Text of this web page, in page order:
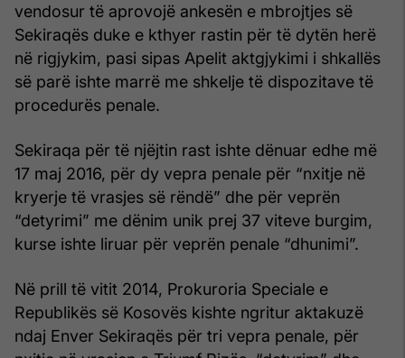
vendosur të aprovojë ankesën e mbrojtjes së
Sekiraqës duke e kthyer rastin për të dytën herë
në rigjykim, pasi sipas Apelit aktgjykimi i shkallës
së parë ishte marrë me shkelje të dispozitave të
procedurës penale.
Sekiraqa për të njëjtin rast ishte dënuar edhe më
17 maj 2016, për dy vepra penale për “nxitje në
kryerje të vrasjes së rëndë” dhe për veprën
“detyrimi” me dënim unik prej 37 viteve burgim,
kurse ishte liruar për veprën penale “dhunimi”.
Në prill të vitit 2014, Prokuroria Speciale e
Republikës së Kosovës kishte ngritur aktakuzë
ndaj Enver Sekiraqës për tri vepra penale, për